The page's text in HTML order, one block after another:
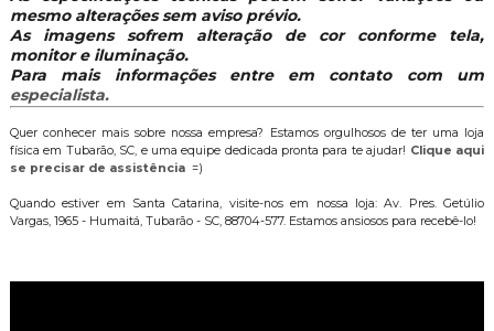
mesmo alterações sem aviso prévio.
As imagens sofrem alteração de cor conforme tela,
monitor e iluminação.
Para mais informações entre em contato com um
especialista.
Quer conhecer mais sobre nossa empresa? Estamos orgulhosos de ter uma loja
física em Tubarão, SC, e uma equipe dedicada pronta para te ajudar! Clique aqui
se precisar de assistência =)
Quando estiver em Santa Catarina, visite-nos em nossa loja: Av. Pres. Getúlio
Vargas, 1965 - Humaitá, Tubarão - SC, 88704-577. Estamos ansiosos para recebê-lo!